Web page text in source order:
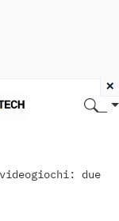
due
×